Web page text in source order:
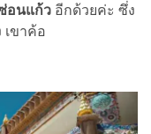
อนแก้ว อีกด้วยค่ะ ซึ่ง
เขาค้อ